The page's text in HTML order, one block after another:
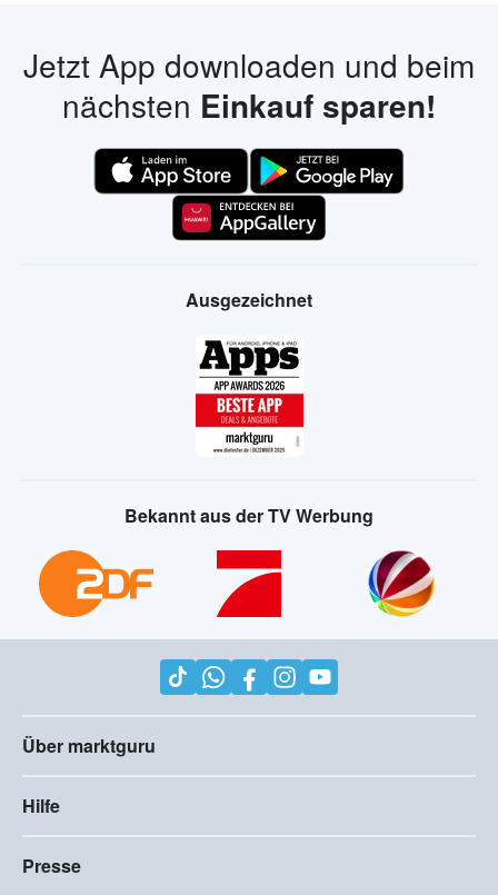
Jetzt App downloaden und beim
nächsten Einkauf sparen!
Ausgezeichnet
Bekannt aus der TV Werbung
Über marktguru
Hilfe
Presse